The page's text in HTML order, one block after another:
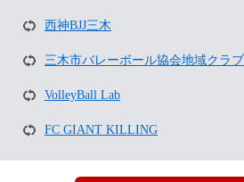
西神BJJ三木
三木市バレーボール協会地域クラブ
VolleyBall Lab
FC GIANT KILLING